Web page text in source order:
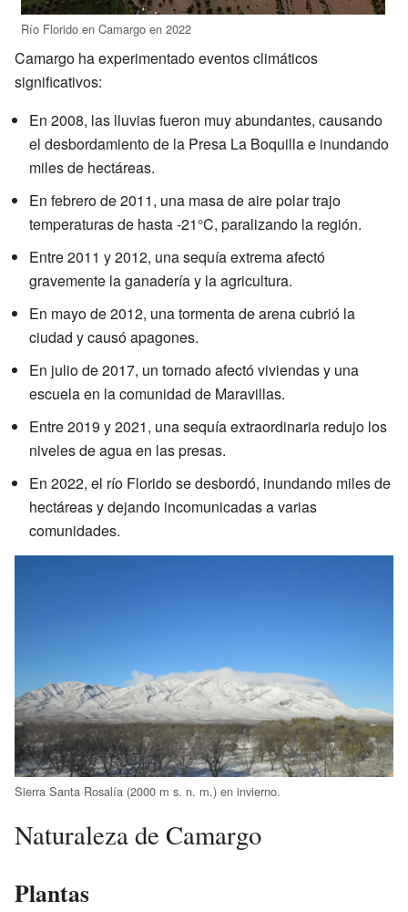
Río Florido en Camargo en 2022
Camargo ha experimentado eventos climáticos
significativos:
En 2008, las lluvias fueron muy abundantes, causando
el desbordamiento de la Presa La Boquilla e inundando
miles de hectáreas.
En febrero de 2011, una masa de aire polar trajo
temperaturas de hasta -21°C, paralizando la región.
Entre 2011 y 2012, una sequía extrema afectó
gravemente la ganadería y la agricultura.
En mayo de 2012, una tormenta de arena cubrió la
ciudad y causó apagones.
En julio de 2017, un tornado afectó viviendas y una
escuela en la comunidad de Maravillas.
Entre 2019 y 2021, una sequía extraordinaria redujo los
niveles de agua en las presas.
En 2022, el río Florido se desbordó, inundando miles de
hectáreas y dejando incomunicadas a varias
comunidades.
Sierra Santa Rosalía (2000 m s. n. m.) en invierno.
Naturaleza de Camargo
Plantas